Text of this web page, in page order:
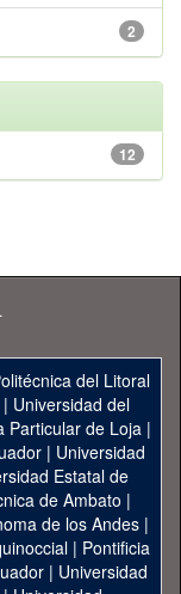
2
12
del Litoral
Universidad del
Particular de Loja|
| Universidad
Estatal de
de Ambato |
de los Andes|
| Pontificia
| Universidad